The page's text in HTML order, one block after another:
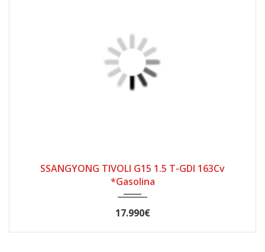
SSANGYONG TIVOLI G15 1.5 T-GDI 163Cv
*Gasolina
17.990€